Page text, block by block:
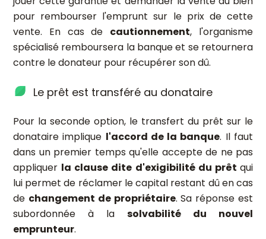
pour rembourser l'emprunt sur le prix de cette
vente. En cas de cautionnement, l'organisme
spécialisé remboursera la banque et se retournera
contre le donateur pour récupérer son dû.
Le prêt est transféré au donataire
Pour la seconde option, le transfert du prêt sur le
donataire implique l'accord de la banque. Il faut
dans un premier temps qu'elle accepte de ne pas
appliquer la clause dite d'exigibilité du prêtqui
lui permet de réclamer le capital restant dû en cas
de changement de propriétaire. Sa réponse est
subordonnée à la solvabilité du nouvel
emprunteur.